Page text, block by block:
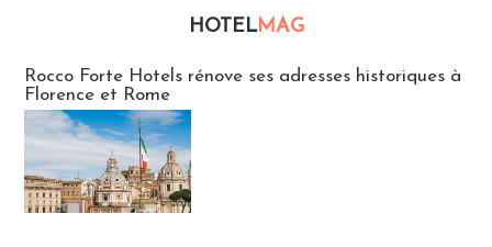
HOTELMAG
Rocco Forte Hotels rénove ses adresses historiques à
Florence et Rome